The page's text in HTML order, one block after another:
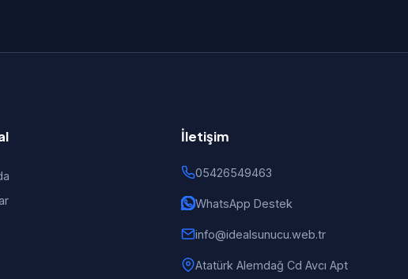
İletişim
05426549463
WhatsApp Destek
info@idealsunucu.web.tr
Atatürk Alemdağ Cd Avcı Apt